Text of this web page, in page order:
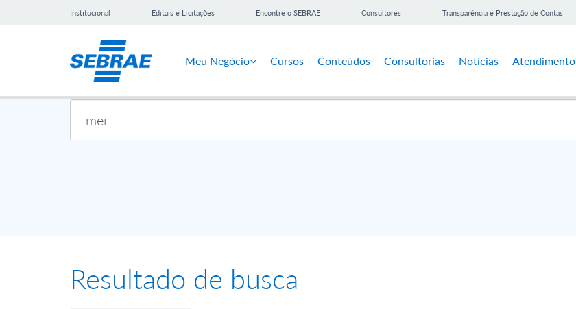
Institucional Editais e Licitações Encontre o SEBRAE Consultores Transparência e Prestação de Contas
Meu Negócio Cursos Conteúdos Consultorias Notícias Atendimento
Resultado de busca